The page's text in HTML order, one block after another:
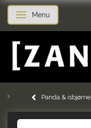
Skifte navigation
Menu
Panda & isbjørne